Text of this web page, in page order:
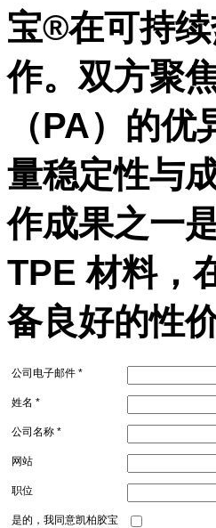
宝®在可持
作。双方聚
（PA）的
量稳定性与
作成果之一
TPE 材料，
备良好的性价
公司电子邮件 *
姓名 *
公司名称 *
网站
职位
是的，我同意凯柏胶宝